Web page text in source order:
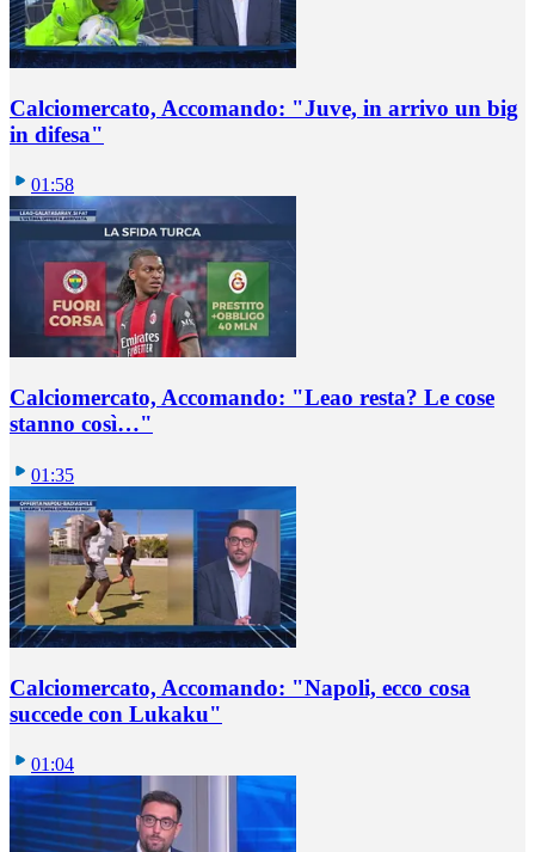
Calciomercato, Accomando: "Juve, in arrivo un big
in difesa"
01:58
Calciomercato, Accomando: "Leao resta? Le cose
stanno così…"
01:35
Calciomercato, Accomando: "Napoli, ecco cosa
succede con Lukaku"
01:04